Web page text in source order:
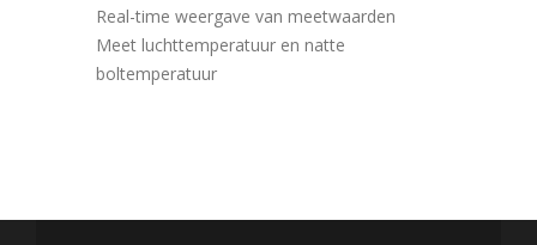
Real-time weergave van meetwaarden
Meet luchttemperatuur en natte
boltemperatuur